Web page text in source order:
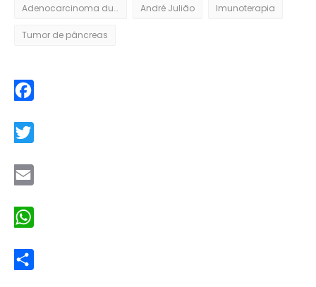
Adenocarcinoma ductal André Julião Imunoterapia
Tumor de pâncreas